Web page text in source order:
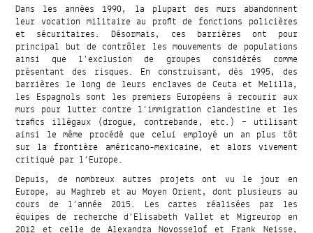
Dans les années 1990, la plupart des murs abandonnent
leur vocation militaire au profit de fonctions policières
et sécuritaires. Désormais, ces barrières ont pour
principal but de contrôler les mouvements de populations
ainsi que l’exclusion de groupes considérés comme
présentant des risques. En construisant, dès 1995, des
barrières le long de leurs enclaves de Ceuta et Melilla,
les Espagnols sont les premiers Européens à recourir aux
murs pour lutter contre l’immigration clandestine et les
trafics illégaux (drogue, contrebande, etc.) – utilisant
ainsi le même procédé que celui employé un an plus tôt
sur la frontière américano-mexicaine, et alors vivement
critiqué par l’Europe.
Depuis, de nombreux autres projets ont vu le jour en
Europe, au Maghreb et au Moyen Orient, dont plusieurs au
cours de l’année 2015. Les cartes réalisées par les
équipes de recherche d’Elisabeth Vallet et Migreurop en
2012 et celle de Alexandra Novosselof et Frank Neisse,